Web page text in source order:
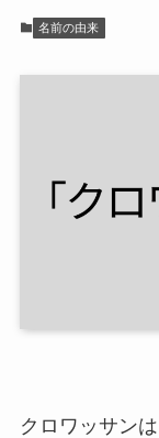
名前の由来
クロワッサン